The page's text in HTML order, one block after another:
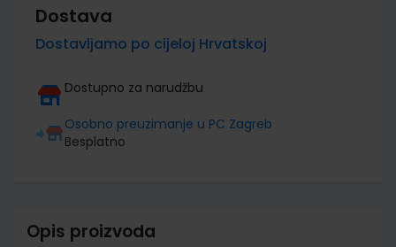
Dostava
Dostavljamo po cijeloj Hrvatskoj
Dostupno za narudžbu
Osobno preuzimanje u PC Zagreb
Besplatno
Opis proizvoda